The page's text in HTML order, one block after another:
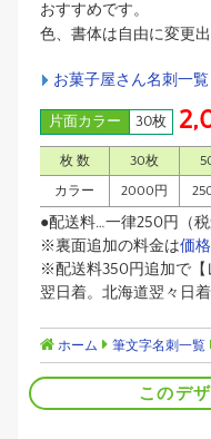
おすすめです。
色、書体は自由に変更
お菓子屋さん名刺一覧
片面カラー 30枚
枚 数 30枚
カラー 2000円
●配送料…一律250円（税
※裏面追加の料金は価
※配送料350円追加で【
翌日着。北海道翌々日
ホーム 筆文字名刺一覧
このデ